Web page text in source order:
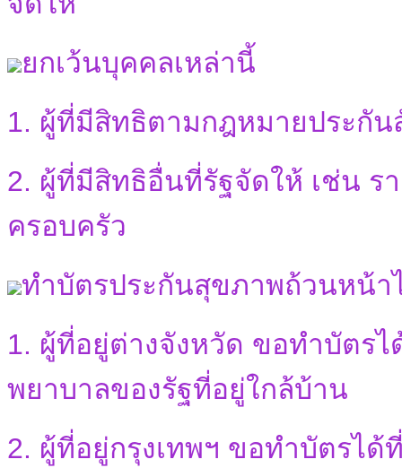
ยกเว้นบุคคลเหล่านี้
1. ผู้ที่มีสิทธิตามกฎหมายประกัน
2. ผู้ที่มีสิทธิอื่นที่รัฐจัดให้ เช่น ร
ครอบครัว
ทำบัตรประกันสุขภาพถ้วนหน้า
1. ผู้ที่อยู่ต่างจังหวัด ขอทำบัตร
พยาบาลของรัฐที่อยู่ใกล้บ้าน
2. ผู้ที่อยู่กรุงเทพฯ ขอทำบัตรไ